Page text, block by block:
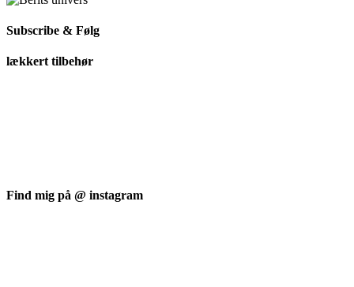
Subscribe & Følg
lækkert tilbehør
Find mig på @ instagram